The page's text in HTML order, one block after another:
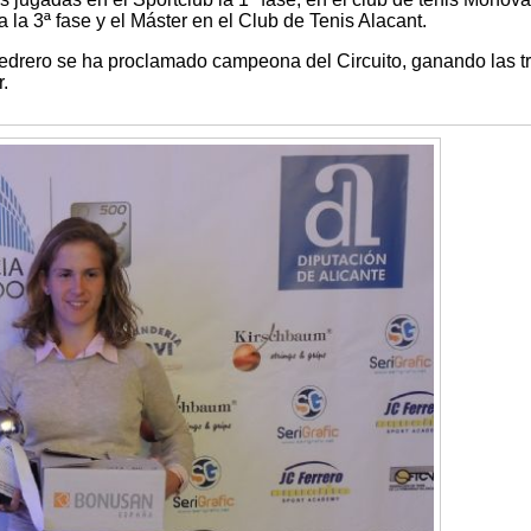
la 3ª fase y el Máster en el Club de Tenis Alacant.
se ha proclamado campeona del Circuito, ganando las